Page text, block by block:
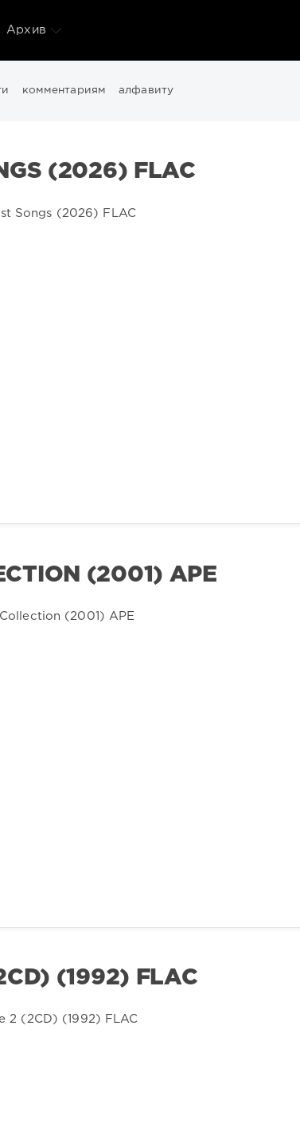
Архив
комментариям алфавиту
фото (2026) FLAC
(2001) APE
(1992) FLAC